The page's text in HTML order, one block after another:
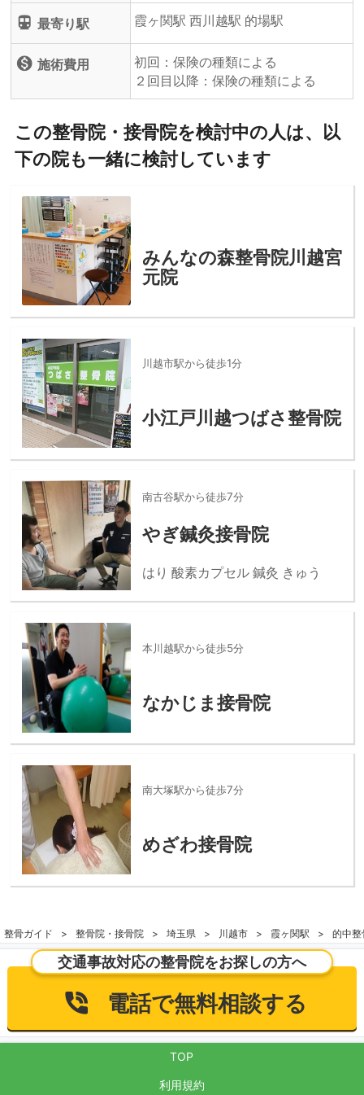
directions_subway 最寄り駅 霞ヶ関駅 西川越駅 的場駅
monetization_on 施術費用
初回：保険の種類による
２回目以降：保険の種類による
この整骨院・接骨院を検討中の人は、以
下の院も一緒に検討しています
みんなの森整骨院川越宮
元院
川越市駅から徒歩1分
小江戸川越つばさ整骨院
南古谷駅から徒歩7分
やぎ鍼灸接骨院
はり 酸素カプセル 鍼灸 きゅう
本川越駅から徒歩5分
なかじま接骨院
南大塚駅から徒歩7分
めざわ接骨院
整骨ガイド 整骨院・接骨院 埼玉県 川越市 霞ヶ関駅 的中整
交通事故対応の整骨院をお探しの方へ
電話で無料相談する
TOP
利用規約